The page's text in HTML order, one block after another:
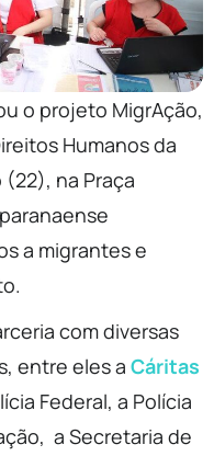
o projeto MigrAção,
Humanos da
(22), na Praça
a migrantes e
com diversas
entre eles a Cáritas
Federal, a Polícia
a Secretaria de